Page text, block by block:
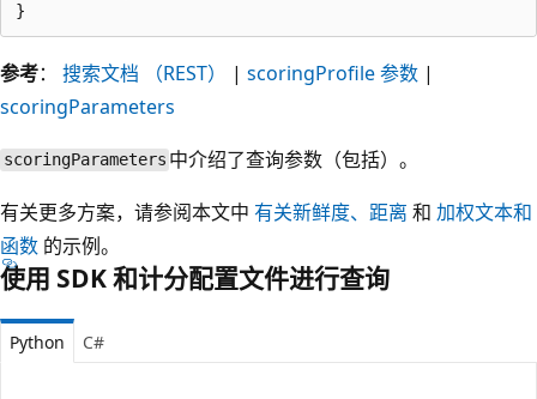
参考： 搜索文档 （REST） | scoringProfile 参数 |
scoringParameters
scoringParameters 中介绍了查询参数（包括）。
有关更多方案，请参阅本文中 有关新鲜度、距离 和 加权文本和
函数 的示例。
使用 SDK 和计分配置文件进行查询
Python C#